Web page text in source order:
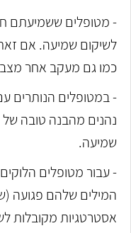
- מטופלים ששמיעתם
כמו גם מעקב אחר
- במטופלים הנותרים
נהנים מהבנה טובה של
שמיעה.
- עבור מטופלים
המילים שלהם פגועה
אסטרטגיות מקובלות